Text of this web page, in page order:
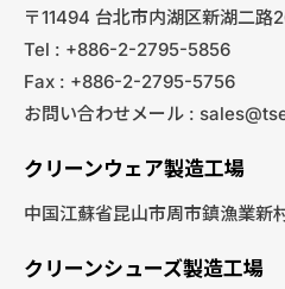
〒11494 台北市内湖区新湖二路
Tel : +886-2-2795-5856
Fax : +886-2-2795-5756
お問い合わせメール :
クリーンウェア製造工場
中国江蘇省昆山市周市鎮漁業新
クリーンシューズ製造工場